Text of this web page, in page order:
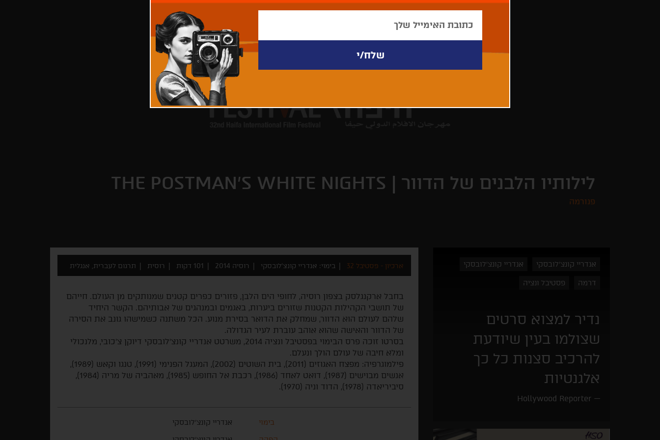
לילותיו הלבנים של הדוור | THE POSTMAN'S WHITE NIGHTS
פנורמה
אנדריי קונצ'לובסקי אנדריי קונצ'לובסקי
דרמה פסטיבל ונציה
נדיר למצוא סרטים
שצולמו בעין שיודעת
להרכיב סצנות כל כך
אלגנטיות
Hollywood Reporter
ארכיון - פסטיבל 32 בימוי: אנדריי קונצ'לובסקי רוסיה 2014 101 דקות רוסית תרגום לעברית, אנגלית
בחבל ארקנגלסק בצפון רוסיה, לחופי הים הלבן, פזורים כפרים קטנים שמנותקים מן העולם. חייהם
של תושבי הקהילות הקטנות שזורים ביערות, באגמים ובמנהגים של אבותיהם. הקשר היחיד
שלהם לעולם הוא הדוור, שמחלק את הדואר בסירת מנוע. הכל משתנה כשמישהו גונב את הסירה
של הדוור והאישה שהוא אוהב עוברת לעיר הגדולה.
בסרטו זוכה פרס הבימוי בפסטיבל ונציה 2014, משרטט אנדריי קונצ'לובסקי דיוקן צ'כובי, מלנכולי
ומלא חיבה של עולם הולך ונעלם.
פילמוגרפיה: מפצח האגוזים (2011), בית השוטים (2002), המעגל הפנימי (1991), טנגו וקאש (1989),
אנשים מבוישים (1987), דואט לאחד (1986), רכבת אל החופש (1985), מאהביה של מריה (1984),
סיביריאדה (1978), הדוד וניה (1970).
בימוי
אנדריי קונצ'לובסקי